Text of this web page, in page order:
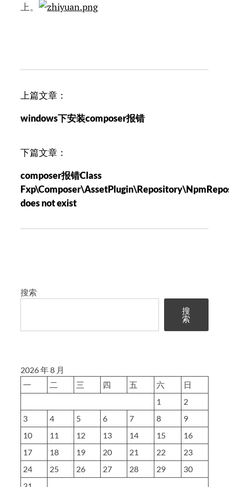
上。
文
导
上篇文章：
windows下安装composer报错
下篇文章：
composer报错Class
does not exist
搜索
搜
索
2026 年 8 月
一
二 三 四 五 六
日
1
2
3
4 5 6 7 8
9
10
11 12 13 14 15
16
17
18 19 20 21 22
23
24
25 26 27 28 29
30